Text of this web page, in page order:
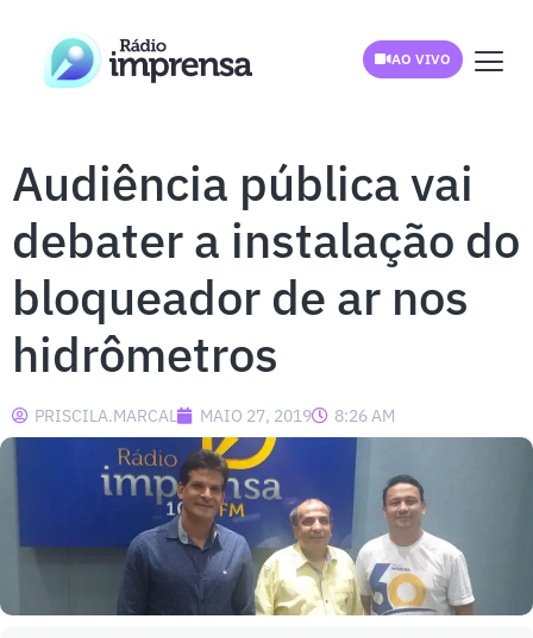
AO VIVO
Audiência pública vai
debater a instalação do
bloqueador de ar nos
hidrômetros
PRISCILA.MARCAL MAIO 27, 2019 8:26 AM